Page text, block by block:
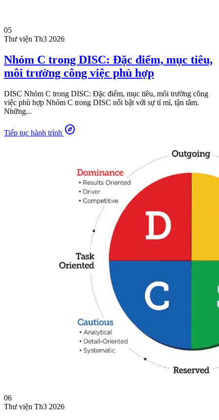
05
Thư viện Th3 2026
Nhóm C trong DISC: Đặc điểm, mục tiêu,
môi trường công việc phù hợp
DISC Nhóm C trong DISC: Đặc điểm, mục tiêu, môi trường công
việc phù hợp Nhóm C trong DISC nổi bật với sự tỉ mỉ, tận tâm.
Những...
Tiếp tục hành trình explore
06
Thư viện Th3 2026